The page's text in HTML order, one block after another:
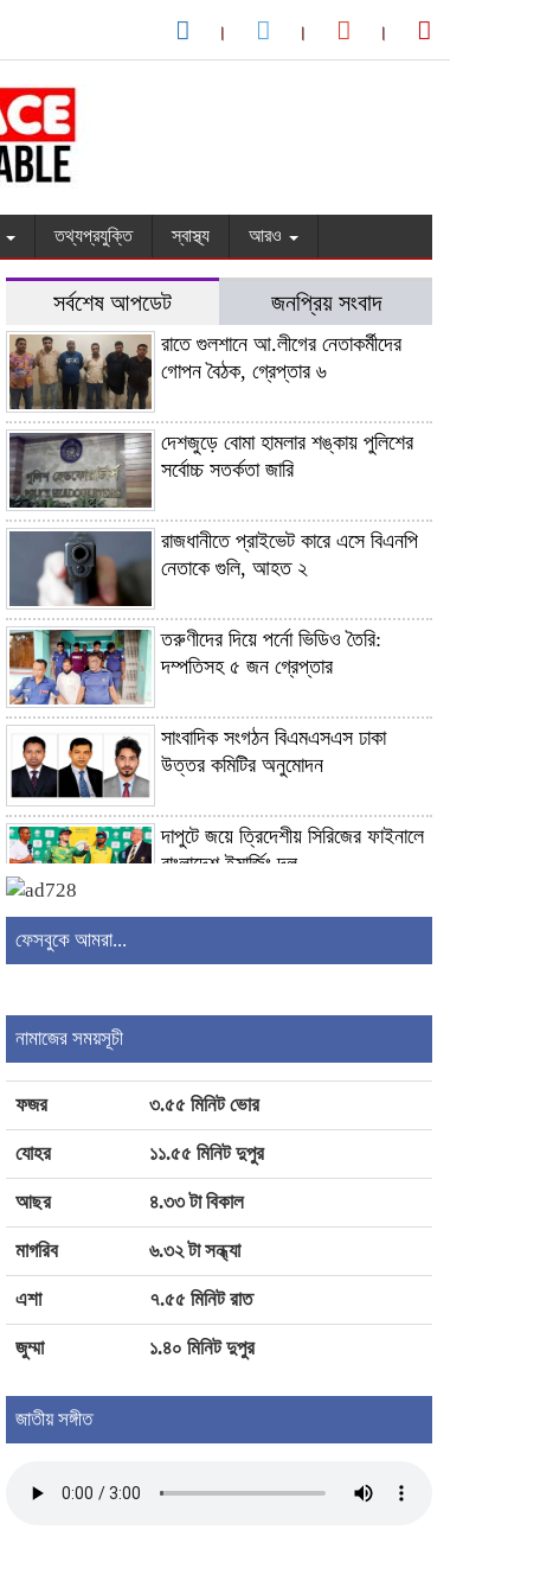
তথ্যপ্রযুক্তি স্বাস্থ্য আরও
সর্বশেষ আপডেট জনপ্রিয় সংবাদ
রাতে গুলশানে আ.লীগের নেতাকর্মীদের
গোপন বৈঠক, গ্রেপ্তার ৬
দেশজুড়ে বোমা হামলার শঙ্কায় পুলিশের
সর্বোচ্চ সতর্কতা জারি
রাজধানীতে প্রাইভেট কারে এসে বিএনপি
নেতাকে গুলি, আহত ২
তরুণীদের দিয়ে পর্নো ভিডিও তৈরি:
দম্পতিসহ ৫ জন গ্রেপ্তার
সাংবাদিক সংগঠন বিএমএসএস ঢাকা
উত্তর কমিটির অনুমোদন
দাপুটে জয়ে ত্রিদেশীয় সিরিজের ফাইনালে
বাংলাদেশ ইমার্জিং দল
সুখবর
নেওয়া হচ্ছে আড়াই লাখের বেশি মানুষ
১২০-১৫০ টাকা পারিশ্রমিক পেতেন মারিয়া
নূর!
২৫৬ যাত্রীবাহী বিমানের রোমে জরুরি
অবতরণ
ফেসবুকে আমরা...
নামাজের সময়সূচী
ফজর ৩.৫৫ মিনিট ভোর
যোহর ১১.৫৫ মিনিট দুপুর
আছর ৪.৩৩ টা বিকাল
মাগরিব ৬.৩২ টা সন্ধ্যা
এশা ৭.৫৫ মিনিট রাত
জুম্মা ১.৪০ মিনিট দুপুর
জাতীয় সঙ্গীত